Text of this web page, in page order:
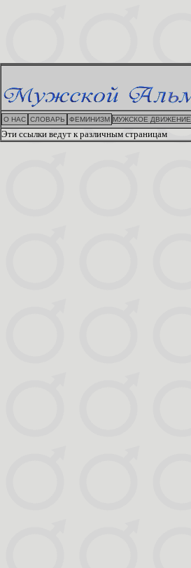
О НАС СЛОВАРЬ ФЕМИНИЗМ МУЖСКОЕ ДВИЖЕНИЕ
Эти ссылки ведут к различным страницам